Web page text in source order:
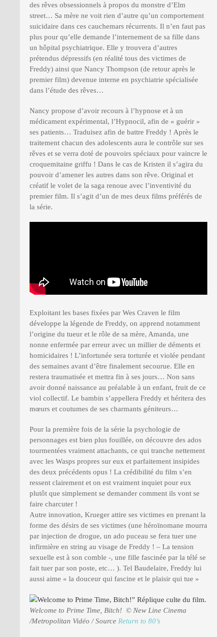
des rêves obsessionnels à propos du monstre d’Elm
street… Sa mère ne voit rien d’autre qu’un comportement
suicidaire dans ces cauchemars récurrents. Il n’en faut pas
plus pour qu’elle demande l’internement de sa fille dans
un hôpital psychiatrique. Elle y trouvera d’autres
prétendus dépressifs (en réalité tous des victimes de
Freddy) ainsi que Nancy Thompson (de retour après le
premier film) devenue interne en psychiatrie spécialisée
dans l’étude des rêves…
Nancy propose d’avoir recours à l’hypnose et à un
médicament expérimental, l’Hypnocil, afin de « guérir »
ses patients… Traduisez afin de battre Freddy ! Après le
traitement chacun des adolescents aura le contrôle sur ses
rêves et se verra doté de pouvoirs spéciaux pour vaincre le
croquemitaine griffu ! Dans le cas de Kristen il s’agira du
pouvoir d’amener les autres dans son rêve. Original et
créatif le volet de la saga renoue avec l’inventivité du
premier film. Il s’agit d’un de mes deux films préférés de
la série.
Exploitant les bases fixées par Wes Craven le film
développe la légende de Freddy, on apprend notamment
l’origine du tueur et le rôle de sa mère, Amanda, une
nonne enfermée par erreur avec un millier de déments et
homicidaires ! L’infortunée sera torturée et violée pendant
des semaines avant d’être finalement secourue. Elle en
restera traumatisée et mettra fin à ses jours… Non sans
avoir donné naissance au préalable à un enfant, fruit de ce
viol collectif. Le bambin s’appellera Freddy et héritera des
mœurs et coutumes de ses charmants géniteurs…
Pour la première fois de la série la psychologie de
personnages est bien plus fouillée, on découvre des ados
tourmentées vraiment attachants, ce qui tranche nettement
avec les Wasps propres sur eux et parfaitement insipides
des deux précédents opus ! La crédibilité du film s’en
ressent clairement et on est vraiment inquiet pour eux
plutôt que simplement se demander comment ils vont se
faire charcuter !
Autre innovation, Krueger attire ses victimes en prenant la
forme des désirs de ses victimes (une héroïnomane mourra
par injection de drogue, un ado puceau se fera tuer une
infirmière en string au visage de Freddy ! – La tension
sexuelle est à son comble -, une fille fascinée par la télé se
fait tuer par son poste, etc… ). Tel Baudelaire, Freddy lui
aussi aime « la douceur qui fascine et le plaisir qui tue »
Welcome to Prime Time, Bitch! © New Line Cinema
/Metropolitan Vidéo / Source Return to 80’s